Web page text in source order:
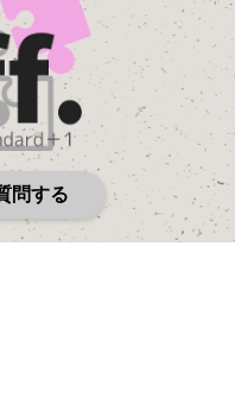
問する